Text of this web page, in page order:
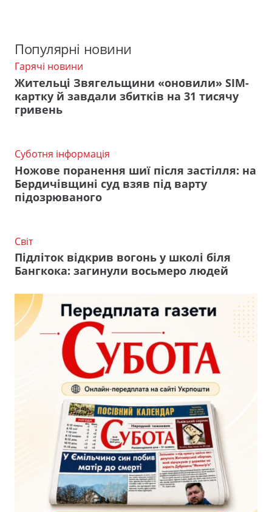
Популярні новини
Гарячі новини
Жительці Звягельщини «оновили» SIM-
картку й завдали збитків на 31 тисячу
гривень
Суботня інформація
Ножове поранення шиї після застілля: на
Бердичівщині суд взяв під варту
підозрюваного
Світ
Підліток відкрив вогонь у школі біля
Бангкока: загинули восьмеро людей